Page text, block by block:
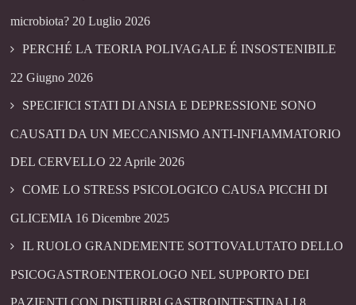
microbiota? 20 Luglio 2026
PERCHÉ LA TEORIA POLIVAGALE É INSOSTENIBILE
22 Giugno 2026
SPECIFICI STATI DI ANSIA E DEPRESSIONE SONO
CAUSATI DA UN MECCANISMO ANTI-INFIAMMATORIO
DEL CERVELLO 22 Aprile 2026
COME LO STRESS PSICOLOGICO CAUSA PICCHI DI
GLICEMIA 16 Dicembre 2025
IL RUOLO GRANDEMENTE SOTTOVALUTATO DELLO
PSICOGASTROENTEROLOGO NEL SUPPORTO DEI
PAZIENTI CON DISTURBI GASTROINTESTINALI 8